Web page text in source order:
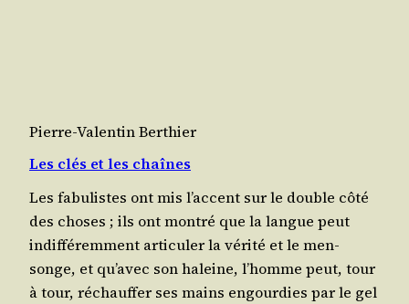
Pierre-Valentin Berthier
Les clés et les chaînes
Les fabu­listes ont mis l’ac­cent sur le double côté
des choses ; ils ont mon­tré que la langue peut
indif­fé­rem­ment arti­cu­ler la véri­té et le men­
songe, et qu’a­vec son haleine, l’homme peut, tour
à tour, réchauf­fer ses mains engour­dies par le gel